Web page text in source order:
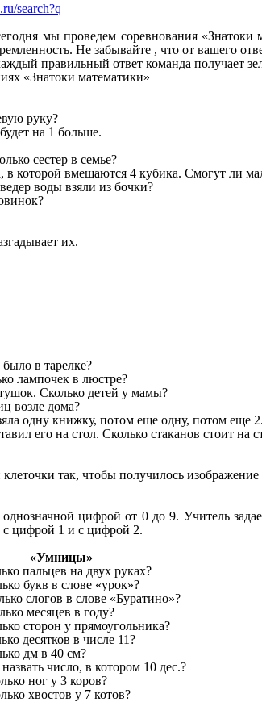
search?q
мы проведем соревнования «Знатоки
Не забывайте , что от вашего
правильный ответ команда получает
«Знатоки математики»
руку?
на 1 больше.
сестер в семье?
которой вмещаются 4 кубика. Смогут ли
воды взяли из бочки?
их.
в тарелке?
лампочек в люстре?
Сколько детей у мамы?
возле дома?
одну книжку, потом еще одну, потом еще
его на стол. Сколько стаканов стоит на
так, чтобы получилось изображение
цифрой от 0 до 9. Учитель
с цифрой 1 и с цифрой 2.
на двух руках?
в слове «урок»?
в слове «Буратино»?
в году?
у прямоугольника?
в числе 11?
в 40 см?
число, в котором 10 дес.?
у 3 коров?
у 7 котов?